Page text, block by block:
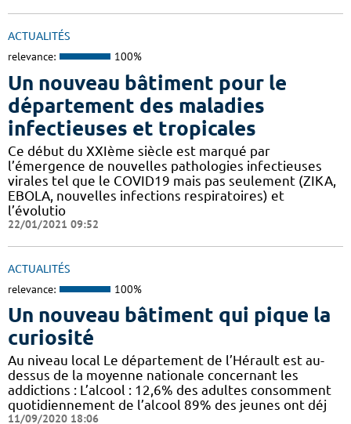
ACTUALITÉS
relevance: 100%
Un nouveau bâtiment pour le
département des maladies
infectieuses et tropicales
Ce début du XXIème siècle est marqué par
l’émergence de nouvelles pathologies infectieuses
virales tel que le COVID19 mais pas seulement (ZIKA,
EBOLA, nouvelles infections respiratoires) et
l’évolutio
22/01/2021 09:52
ACTUALITÉS
relevance: 100%
Un nouveau bâtiment qui pique la
curiosité
Au niveau local Le département de l’Hérault est au-
dessus de la moyenne nationale concernant les
addictions : L’alcool : 12,6% des adultes consomment
quotidiennement de l’alcool 89% des jeunes ont déj
11/09/2020 18:06